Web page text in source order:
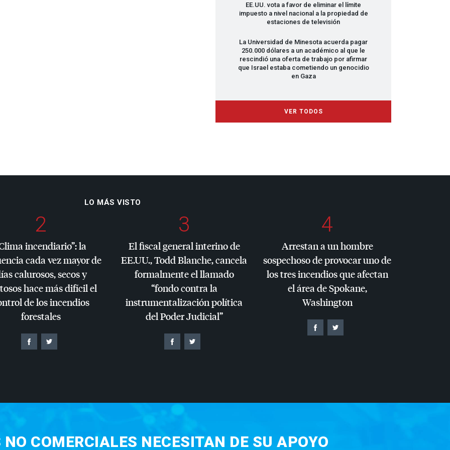
EE.UU. vota a favor de eliminar el límite
impuesto a nivel nacional a la propiedad de
estaciones de televisión
La Universidad de Minesota acuerda pagar
250.000 dólares a un académico al que le
rescindió una oferta de trabajo por afirmar
que Israel estaba cometiendo un genocidio
en Gaza
VER TODOS
LO MÁS VISTO
2
incendiario”: la
cada vez mayor de
calurosos, secos y
hace más difícil el
de los incendios
forestales
3
El fiscal general interino de
EE.UU., Todd Blanche, cancela
formalmente el llamado
“fondo contra la
instrumentalización política
del Poder Judicial”
4
Arrestan a un hombre
sospechoso de provocar uno de
los tres incendios que afectan
el área de Spokane,
Washington
COMERCIALES NECESITAN DE SU APOYO